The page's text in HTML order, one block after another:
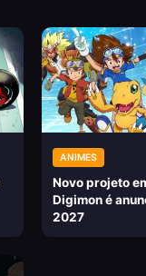
ANIMES
Novo projeto
Digimon é
2027